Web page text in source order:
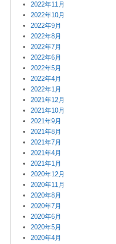
2022年11月
2022年10月
2022年9月
2022年8月
2022年7月
2022年6月
2022年5月
2022年4月
2022年1月
2021年12月
2021年10月
2021年9月
2021年8月
2021年7月
2021年4月
2021年1月
2020年12月
2020年11月
2020年8月
2020年7月
2020年6月
2020年5月
2020年4月